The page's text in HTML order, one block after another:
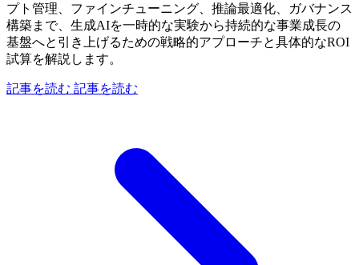
プト管理、ファインチューニング、推論最適化、ガバナンス
構築まで、生成AIを一時的な実験から持続的な事業成長の
基盤へと引き上げるための戦略的アプローチと具体的なROI
試算を解説します。
記事を読む 記事を読む